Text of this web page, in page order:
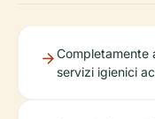
Completamente
servizi igienici